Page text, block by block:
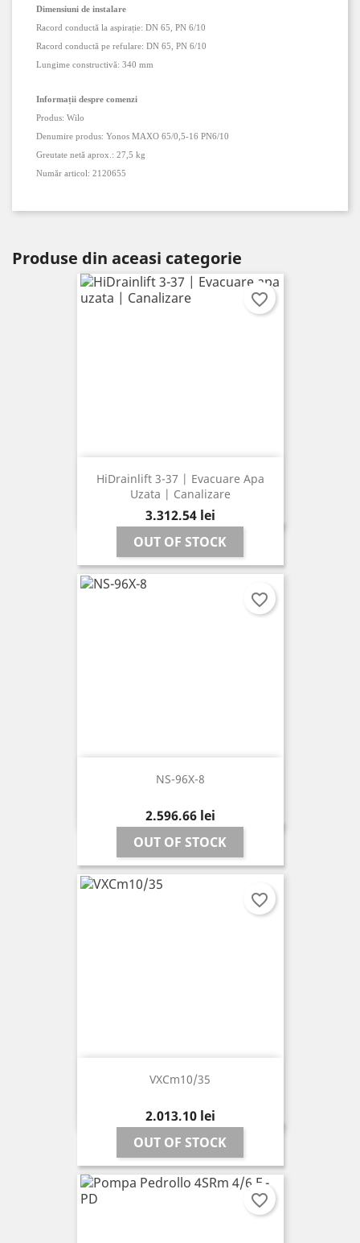
Dimensiuni de instalare
Racord conductă la aspirație: DN 65 PN 6/10
Racord conductă pe refulare: DN 65 PN 6/10
Lungime constructivă: 340 mm
Informații despre comenzi
Produs: Wilo
Denumire produs: Yonos MAXO 65/0,5-16 PN6/10
Greutate netă aprox.: 27,5 kg
Număr articol: 2120655
Produse din aceasi categorie
HiDrainlift 3-37 | Evacuare Apa
Uzata | Canalizare
Pret
3.312,54 lei
OUT OF STOCK
favorite_border
NS-96X-8
Pret
2.596,66 lei
OUT OF STOCK
favorite_border
VXCm10/35
Pret
2.013,10 lei
OUT OF STOCK
favorite_border
favorite_border